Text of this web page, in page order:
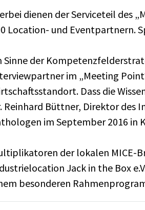
dienen der Serviceteil des
Location- und Eventpartnern.
Sinne der
im „Meeting
Dass die
Reinhard Büttner, Direktor des
im September 2016 in
der lokalen MICE-
Jack in the Box
besonderen